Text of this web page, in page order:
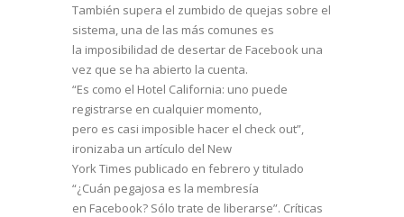
También supera el zumbido de quejas sobre el
sistema, una de las más comunes es
la imposibilidad de desertar de Facebook una
vez que se ha abierto la cuenta.
“Es como el Hotel California: uno puede
registrarse en cualquier momento,
pero es casi imposible hacer el check out”,
ironizaba un artículo del New
York Times publicado en febrero y titulado
“¿Cuán pegajosa es la membresía
en Facebook? Sólo trate de liberarse”. Críticas